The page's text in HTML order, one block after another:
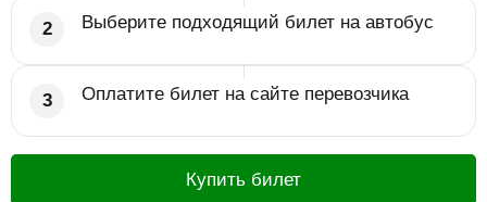
Выберите подходящий билет на автобус
Оплатите билет на сайте перевозчика
Купить билет